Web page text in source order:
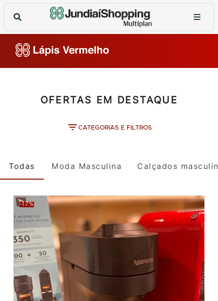
OFERTAS EM DESTAQUE
CATEGORIAS E FILTROS
Todas Moda Masculina Calçados
-17%